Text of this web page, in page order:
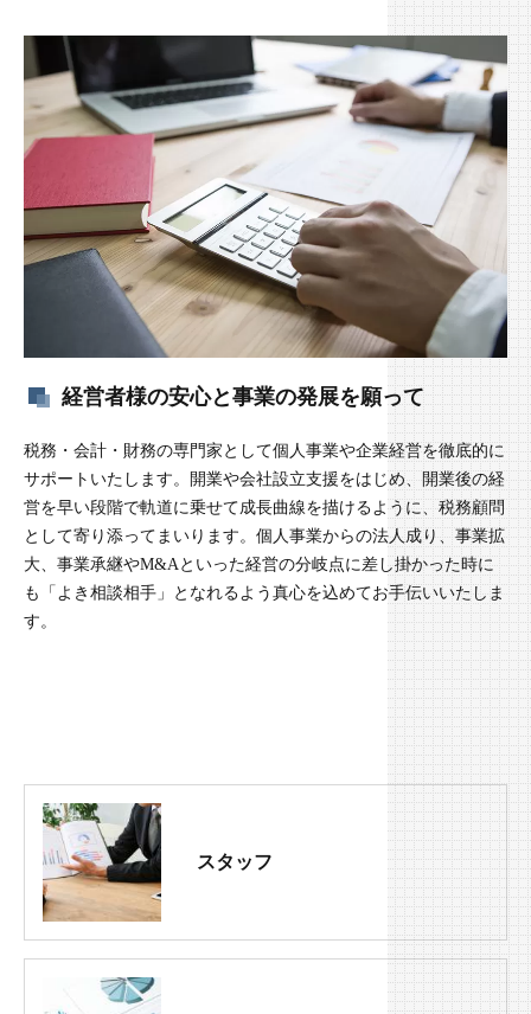
経営者様の安心と事業の発展を願って
税務・会計・財務の専門家として個人事業や企業経営を徹底的に
サポートいたします。開業や会社設立支援をはじめ、開業後の経
営を早い段階で軌道に乗せて成長曲線を描けるように、税務顧問
として寄り添ってまいります。個人事業からの法人成り、事業拡
大、事業承継やM&Aといった経営の分岐点に差し掛かった時に
も「よき相談相手」となれるよう真心を込めてお手伝いいたしま
す。
スタッフ